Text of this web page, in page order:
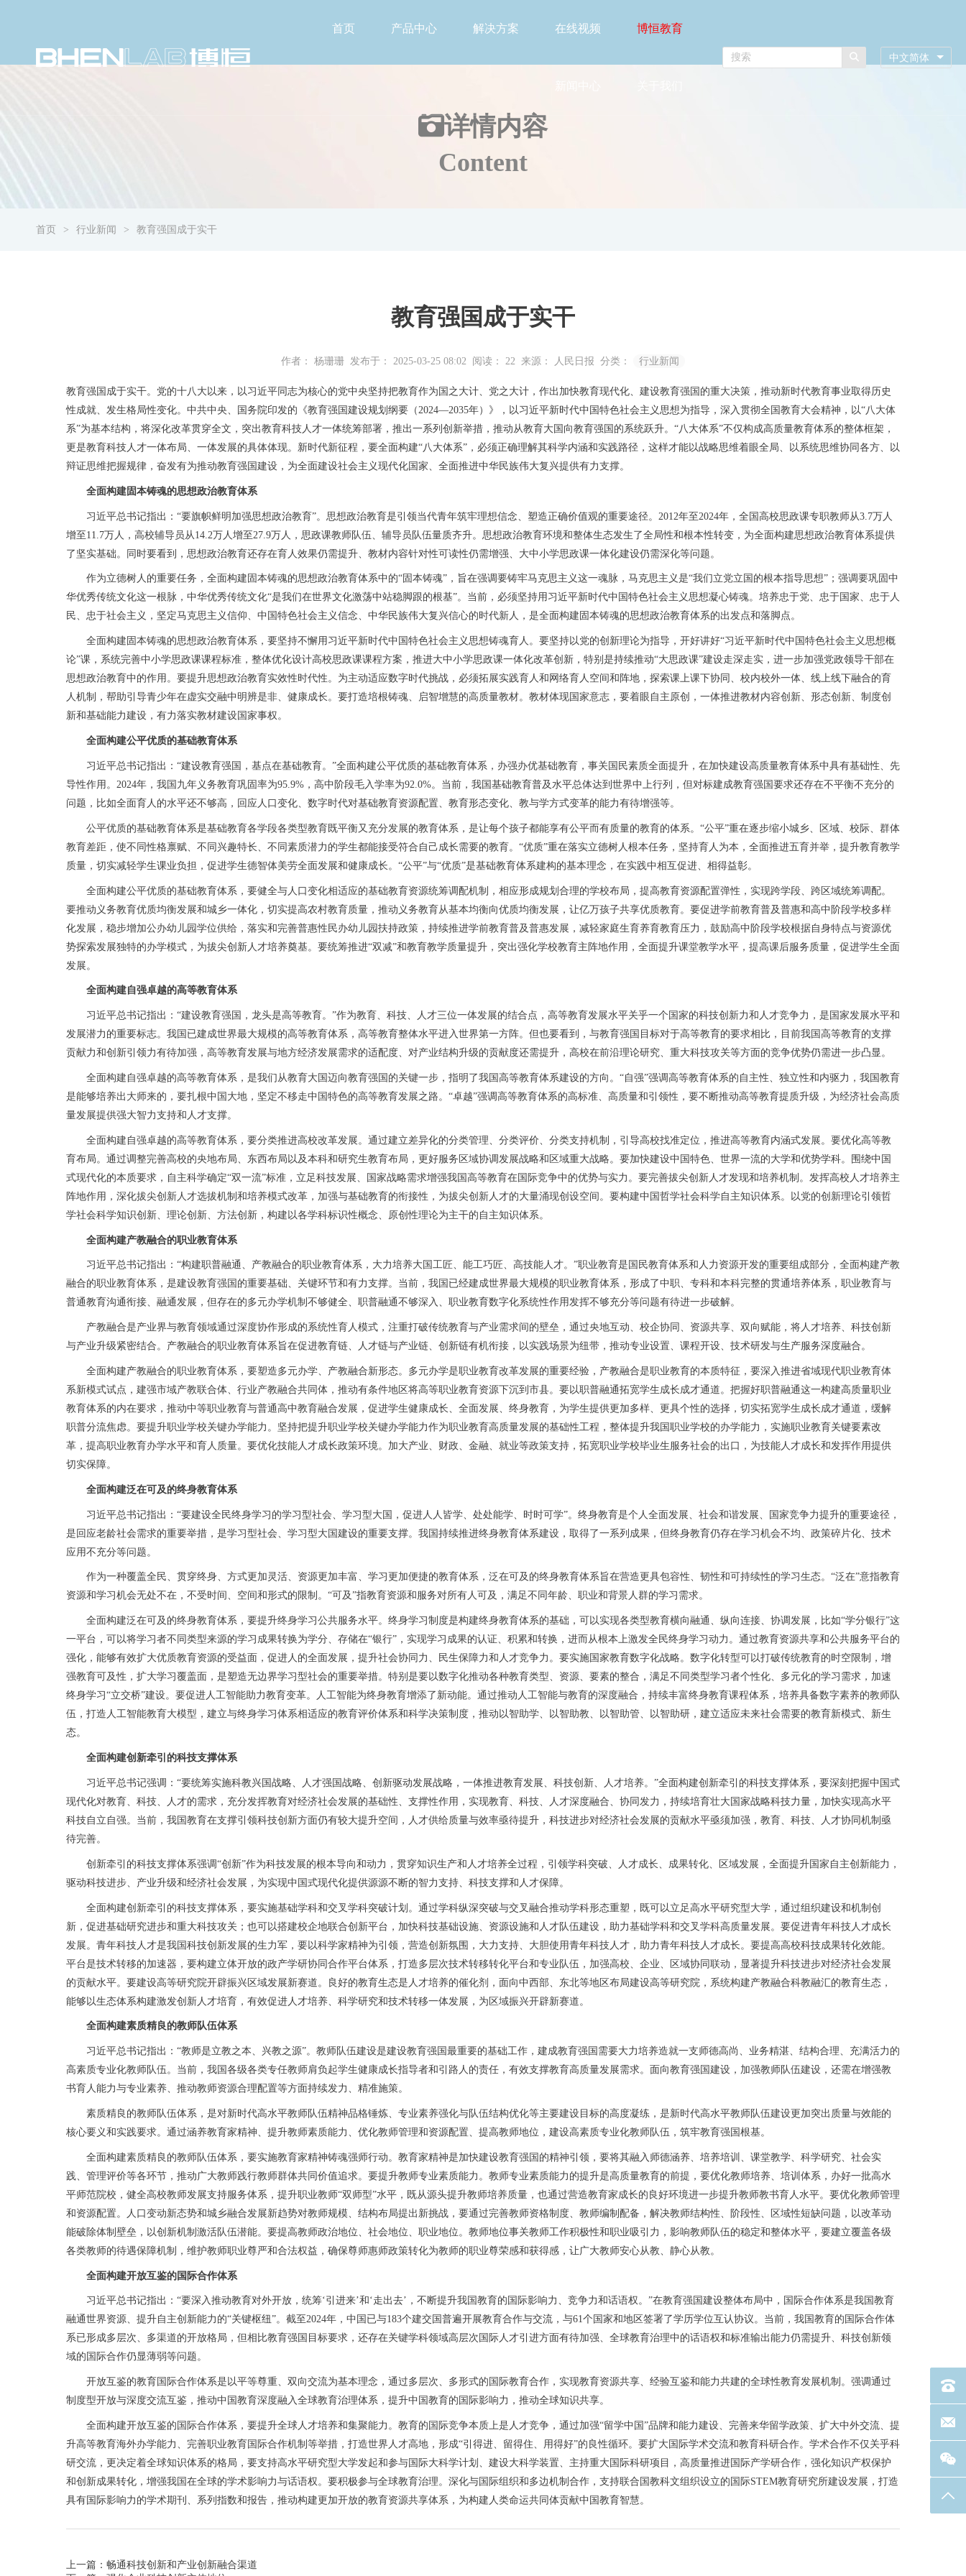
首页 产品中心 解决方案 在线视频 博恒教育
中文简体
详情内容
Content
首页 行业新闻 教育强国成于实干
教育强国成于实干
作者： 杨珊珊 发布于： 2025-03-25 08:02 阅读： 22 来源： 人民日报 分类： 行业新闻
教育强国成于实干。党的十八大以来，以习近平同志为核心的党中央坚持把教育作为国之大计、党之大计，作出加快教育现代化、建设教育强国的重大决策，推动新时代教育事业取得历史
性成就、发生格局性变化。中共中央、国务院印发的《教育强国建设规划纲要（2024—2035年）》，以习近平新时代中国特色社会主义思想为指导，深入贯彻全国教育大会精神，以“八大体
系”为基本结构，将深化改革贯穿全文，突出教育科技人才一体统筹部署，推出一系列创新举措，推动从教育大国向教育强国的系统跃升。“八大体系”不仅构成高质量教育体系的整体框架，
更是教育科技人才一体布局、一体发展的具体体现。新时代新征程，要全面构建“八大体系”，必须正确理解其科学内涵和实践路径，这样才能以战略思维着眼全局、以系统思维协同各方、以
辩证思维把握规律，奋发有为推动教育强国建设，为全面建设社会主义现代化国家、全面推进中华民族伟大复兴提供有力支撑。
全面构建固本铸魂的思想政治教育体系
习近平总书记指出：“要旗帜鲜明加强思想政治教育”。思想政治教育是引领当代青年筑牢理想信念、塑造正确价值观的重要途径。2012年至2024年，全国高校思政课专职教师从3.7万人
增至11.7万人，高校辅导员从14.2万人增至27.9万人，思政课教师队伍、辅导员队伍量质齐升。思想政治教育环境和整体生态发生了全局性和根本性转变，为全面构建思想政治教育体系提供
了坚实基础。同时要看到，思想政治教育还存在育人效果仍需提升、教材内容针对性可读性仍需增强、大中小学思政课一体化建设仍需深化等问题。
作为立德树人的重要任务，全面构建固本铸魂的思想政治教育体系中的“固本铸魂”，旨在强调要铸牢马克思主义这一魂脉，马克思主义是“我们立党立国的根本指导思想”；强调要巩固中
华优秀传统文化这一根脉，中华优秀传统文化“是我们在世界文化激荡中站稳脚跟的根基”。当前，必须坚持用习近平新时代中国特色社会主义思想凝心铸魂。培养忠于党、忠于国家、忠于人
民、忠于社会主义，坚定马克思主义信仰、中国特色社会主义信念、中华民族伟大复兴信心的时代新人，是全面构建固本铸魂的思想政治教育体系的出发点和落脚点。
全面构建固本铸魂的思想政治教育体系，要坚持不懈用习近平新时代中国特色社会主义思想铸魂育人。要坚持以党的创新理论为指导，开好讲好“习近平新时代中国特色社会主义思想概
论”课，系统完善中小学思政课课程标准，整体优化设计高校思政课课程方案，推进大中小学思政课一体化改革创新，特别是持续推动“大思政课”建设走深走实，进一步加强党政领导干部在
思想政治教育中的作用。要提升思想政治教育实效性时代性。为主动适应数字时代挑战，必须拓展实践育人和网络育人空间和阵地，探索课上课下协同、校内校外一体、线上线下融合的育
人机制，帮助引导青少年在虚实交融中明辨是非、健康成长。要打造培根铸魂、启智增慧的高质量教材。教材体现国家意志，要着眼自主原创，一体推进教材内容创新、形态创新、制度创
新和基础能力建设，有力落实教材建设国家事权。
全面构建公平优质的基础教育体系
习近平总书记指出：“建设教育强国，基点在基础教育。”全面构建公平优质的基础教育体系，办强办优基础教育，事关国民素质全面提升，在加快建设高质量教育体系中具有基础性、先
导性作用。2024年，我国九年义务教育巩固率为95.9%，高中阶段毛入学率为92.0%。当前，我国基础教育普及水平总体达到世界中上行列，但对标建成教育强国要求还存在不平衡不充分的
问题，比如全面育人的水平还不够高，回应人口变化、数字时代对基础教育资源配置、教育形态变化、教与学方式变革的能力有待增强等。
公平优质的基础教育体系是基础教育各学段各类型教育既平衡又充分发展的教育体系，是让每个孩子都能享有公平而有质量的教育的体系。“公平”重在逐步缩小城乡、区域、校际、群体
教育差距，使不同性格禀赋、不同兴趣特长、不同素质潜力的学生都能接受符合自己成长需要的教育。“优质”重在落实立德树人根本任务，坚持育人为本，全面推进五育并举，提升教育教学
质量，切实减轻学生课业负担，促进学生德智体美劳全面发展和健康成长。“公平”与“优质”是基础教育体系建构的基本理念，在实践中相互促进、相得益彰。
全面构建公平优质的基础教育体系，要健全与人口变化相适应的基础教育资源统筹调配机制，相应形成规划合理的学校布局，提高教育资源配置弹性，实现跨学段、跨区域统筹调配。
要推动义务教育优质均衡发展和城乡一体化，切实提高农村教育质量，推动义务教育从基本均衡向优质均衡发展，让亿万孩子共享优质教育。要促进学前教育普及普惠和高中阶段学校多样
化发展，稳步增加公办幼儿园学位供给，落实和完善普惠性民办幼儿园扶持政策，持续推进学前教育普及普惠发展，减轻家庭生育养育教育压力，鼓励高中阶段学校根据自身特点与资源优
势探索发展独特的办学模式，为拔尖创新人才培养奠基。要统筹推进“双减”和教育教学质量提升，突出强化学校教育主阵地作用，全面提升课堂教学水平，提高课后服务质量，促进学生全面
发展。
全面构建自强卓越的高等教育体系
习近平总书记指出：“建设教育强国，龙头是高等教育。”作为教育、科技、人才三位一体发展的结合点，高等教育发展水平关乎一个国家的科技创新力和人才竞争力，是国家发展水平和
发展潜力的重要标志。我国已建成世界最大规模的高等教育体系，高等教育整体水平进入世界第一方阵。但也要看到，与教育强国目标对于高等教育的要求相比，目前我国高等教育的支撑
贡献力和创新引领力有待加强，高等教育发展与地方经济发展需求的适配度、对产业结构升级的贡献度还需提升，高校在前沿理论研究、重大科技攻关等方面的竞争优势仍需进一步凸显。
全面构建自强卓越的高等教育体系，是我们从教育大国迈向教育强国的关键一步，指明了我国高等教育体系建设的方向。“自强”强调高等教育体系的自主性、独立性和内驱力，我国教育
是能够培养出大师来的，要扎根中国大地，坚定不移走中国特色的高等教育发展之路。“卓越”强调高等教育体系的高标准、高质量和引领性，要不断推动高等教育提质升级，为经济社会高质
量发展提供强大智力支持和人才支撑。
全面构建自强卓越的高等教育体系，要分类推进高校改革发展。通过建立差异化的分类管理、分类评价、分类支持机制，引导高校找准定位，推进高等教育内涵式发展。要优化高等教
育布局。通过调整完善高校的央地布局、东西布局以及本科和研究生教育布局，更好服务区域协调发展战略和区域重大战略。要加快建设中国特色、世界一流的大学和优势学科。围绕中国
式现代化的本质要求，自主科学确定“双一流”标准，立足科技发展、国家战略需求增强我国高等教育在国际竞争中的优势与实力。要完善拔尖创新人才发现和培养机制。发挥高校人才培养主
阵地作用，深化拔尖创新人才选拔机制和培养模式改革，加强与基础教育的衔接性，为拔尖创新人才的大量涌现创设空间。要构建中国哲学社会科学自主知识体系。以党的创新理论引领哲
学社会科学知识创新、理论创新、方法创新，构建以各学科标识性概念、原创性理论为主干的自主知识体系。
全面构建产教融合的职业教育体系
习近平总书记指出：“构建职普融通、产教融合的职业教育体系，大力培养大国工匠、能工巧匠、高技能人才。”职业教育是国民教育体系和人力资源开发的重要组成部分，全面构建产教
融合的职业教育体系，是建设教育强国的重要基础、关键环节和有力支撑。当前，我国已经建成世界最大规模的职业教育体系，形成了中职、专科和本科完整的贯通培养体系，职业教育与
普通教育沟通衔接、融通发展，但存在的多元办学机制不够健全、职普融通不够深入、职业教育数字化系统性作用发挥不够充分等问题有待进一步破解。
产教融合是产业界与教育领域通过深度协作形成的系统性育人模式，注重打破传统教育与产业需求间的壁垒，通过央地互动、校企协同、资源共享、双向赋能，将人才培养、科技创新
与产业升级紧密结合。产教融合的职业教育体系旨在促进教育链、人才链与产业链、创新链有机衔接，以实践场景为纽带，推动专业设置、课程开设、技术研发与生产服务深度融合。
全面构建产教融合的职业教育体系，要塑造多元办学、产教融合新形态。多元办学是职业教育改革发展的重要经验，产教融合是职业教育的本质特征，要深入推进省域现代职业教育体
系新模式试点，建强市域产教联合体、行业产教融合共同体，推动有条件地区将高等职业教育资源下沉到市县。要以职普融通拓宽学生成长成才通道。把握好职普融通这一构建高质量职业
教育体系的内在要求，推动中等职业教育与普通高中教育融合发展，促进学生健康成长、全面发展、终身教育，为学生提供更加多样、更具个性的选择，切实拓宽学生成长成才通道，缓解
职普分流焦虑。要提升职业学校关键办学能力。坚持把提升职业学校关键办学能力作为职业教育高质量发展的基础性工程，整体提升我国职业学校的办学能力，实施职业教育关键要素改
革，提高职业教育办学水平和育人质量。要优化技能人才成长政策环境。加大产业、财政、金融、就业等政策支持，拓宽职业学校毕业生服务社会的出口，为技能人才成长和发挥作用提供
切实保障。
全面构建泛在可及的终身教育体系
习近平总书记指出：“要建设全民终身学习的学习型社会、学习型大国，促进人人皆学、处处能学、时时可学”。终身教育是个人全面发展、社会和谐发展、国家竞争力提升的重要途径，
是回应老龄社会需求的重要举措，是学习型社会、学习型大国建设的重要支撑。我国持续推进终身教育体系建设，取得了一系列成果，但终身教育仍存在学习机会不均、政策碎片化、技术
应用不充分等问题。
作为一种覆盖全民、贯穿终身、方式更加灵活、资源更加丰富、学习更加便捷的教育体系，泛在可及的终身教育体系旨在营造更具包容性、韧性和可持续性的学习生态。“泛在”意指教育
资源和学习机会无处不在，不受时间、空间和形式的限制。“可及”指教育资源和服务对所有人可及，满足不同年龄、职业和背景人群的学习需求。
全面构建泛在可及的终身教育体系，要提升终身学习公共服务水平。终身学习制度是构建终身教育体系的基础，可以实现各类型教育横向融通、纵向连接、协调发展，比如“学分银行”这
一平台，可以将学习者不同类型来源的学习成果转换为学分、存储在“银行”，实现学习成果的认证、积累和转换，进而从根本上激发全民终身学习动力。通过教育资源共享和公共服务平台的
强化，能够有效扩大优质教育资源的受益面，促进人的全面发展，提升社会协同力、民生保障力和人才竞争力。要实施国家教育数字化战略。数字化转型可以打破传统教育的时空限制，增
强教育可及性，扩大学习覆盖面，是塑造无边界学习型社会的重要举措。特别是要以数字化推动各种教育类型、资源、要素的整合，满足不同类型学习者个性化、多元化的学习需求，加速
终身学习“立交桥”建设。要促进人工智能助力教育变革。人工智能为终身教育增添了新动能。通过推动人工智能与教育的深度融合，持续丰富终身教育课程体系，培养具备数字素养的教师队
伍，打造人工智能教育大模型，建立与终身学习体系相适应的教育评价体系和科学决策制度，推动以智助学、以智助教、以智助管、以智助研，建立适应未来社会需要的教育新模式、新生
态。
全面构建创新牵引的科技支撑体系
习近平总书记强调：“要统筹实施科教兴国战略、人才强国战略、创新驱动发展战略，一体推进教育发展、科技创新、人才培养。”全面构建创新牵引的科技支撑体系，要深刻把握中国式
现代化对教育、科技、人才的需求，充分发挥教育对经济社会发展的基础性、支撑性作用，实现教育、科技、人才深度融合、协同发力，持续培育壮大国家战略科技力量，加快实现高水平
科技自立自强。当前，我国教育在支撑引领科技创新方面仍有较大提升空间，人才供给质量与效率亟待提升，科技进步对经济社会发展的贡献水平亟须加强，教育、科技、人才协同机制亟
待完善。
创新牵引的科技支撑体系强调“创新”作为科技发展的根本导向和动力，贯穿知识生产和人才培养全过程，引领学科突破、人才成长、成果转化、区域发展，全面提升国家自主创新能力，
驱动科技进步、产业升级和经济社会发展，为实现中国式现代化提供源源不断的智力支持、科技支撑和人才保障。
全面构建创新牵引的科技支撑体系，要实施基础学科和交叉学科突破计划。通过学科纵深突破与交叉融合推动学科形态重塑，既可以立足高水平研究型大学，通过组织建设和机制创
新，促进基础研究进步和重大科技攻关；也可以搭建校企地联合创新平台，加快科技基础设施、资源设施和人才队伍建设，助力基础学科和交叉学科高质量发展。要促进青年科技人才成长
发展。青年科技人才是我国科技创新发展的生力军，要以科学家精神为引领，营造创新氛围，大力支持、大胆使用青年科技人才，助力青年科技人才成长。要提高高校科技成果转化效能。
平台是技术转移的加速器，要构建立体开放的政产学研协同合作平台体系，打造多层次技术转移转化平台和专业队伍，加强高校、企业、区域协同联动，显著提升科技进步对经济社会发展
的贡献水平。要建设高等研究院开辟振兴区域发展新赛道。良好的教育生态是人才培养的催化剂，面向中西部、东北等地区布局建设高等研究院，系统构建产教融合科教融汇的教育生态，
能够以生态体系构建激发创新人才培育，有效促进人才培养、科学研究和技术转移一体发展，为区域振兴开辟新赛道。
全面构建素质精良的教师队伍体系
习近平总书记指出：“教师是立教之本、兴教之源”。教师队伍建设是建设教育强国最重要的基础工作，建成教育强国需要大力培养造就一支师德高尚、业务精湛、结构合理、充满活力的
高素质专业化教师队伍。当前，我国各级各类专任教师肩负起学生健康成长指导者和引路人的责任，有效支撑教育高质量发展需求。面向教育强国建设，加强教师队伍建设，还需在增强教
书育人能力与专业素养、推动教师资源合理配置等方面持续发力、精准施策。
素质精良的教师队伍体系，是对新时代高水平教师队伍精神品格锤炼、专业素养强化与队伍结构优化等主要建设目标的高度凝练，是新时代高水平教师队伍建设更加突出质量与效能的
核心要义和实践要求。通过涵养教育家精神、提升教师素质能力、优化教师管理和资源配置、提高教师地位，建设高素质专业化教师队伍，筑牢教育强国根基。
全面构建素质精良的教师队伍体系，要实施教育家精神铸魂强师行动。教育家精神是加快建设教育强国的精神引领，要将其融入师德涵养、培养培训、课堂教学、科学研究、社会实
践、管理评价等各环节，推动广大教师践行教师群体共同价值追求。要提升教师专业素质能力。教师专业素质能力的提升是高质量教育的前提，要优化教师培养、培训体系，办好一批高水
平师范院校，健全高校教师发展支持服务体系，提升职业教师“双师型”水平，既从源头提升教师培养质量，也通过营造教育家成长的良好环境进一步提升教师教书育人水平。要优化教师管理
和资源配置。人口变动新态势和城乡融合发展新趋势对教师规模、结构布局提出新挑战，要通过完善教师资格制度、教师编制配备，解决教师结构性、阶段性、区域性短缺问题，以改革动
能破除体制壁垒，以创新机制激活队伍潜能。要提高教师政治地位、社会地位、职业地位。教师地位事关教师工作积极性和职业吸引力，影响教师队伍的稳定和整体水平，要建立覆盖各级
各类教师的待遇保障机制，维护教师职业尊严和合法权益，确保尊师惠师政策转化为教师的职业尊荣感和获得感，让广大教师安心从教、静心从教。
全面构建开放互鉴的国际合作体系
习近平总书记指出：“要深入推动教育对外开放，统筹‘引进来’和‘走出去’，不断提升我国教育的国际影响力、竞争力和话语权。”在教育强国建设整体布局中，国际合作体系是我国教育
融通世界资源、提升自主创新能力的“关键枢纽”。截至2024年，中国已与183个建交国普遍开展教育合作与交流，与61个国家和地区签署了学历学位互认协议。当前，我国教育的国际合作体
系已形成多层次、多渠道的开放格局，但相比教育强国目标要求，还存在关键学科领域高层次国际人才引进方面有待加强、全球教育治理中的话语权和标准输出能力仍需提升、科技创新领
域的国际合作仍显薄弱等问题。
开放互鉴的教育国际合作体系是以平等尊重、双向交流为基本理念，通过多层次、多形式的国际教育合作，实现教育资源共享、经验互鉴和能力共建的全球性教育发展机制。强调通过
制度型开放与深度交流互鉴，推动中国教育深度融入全球教育治理体系，提升中国教育的国际影响力，推动全球知识共享。
全面构建开放互鉴的国际合作体系，要提升全球人才培养和集聚能力。教育的国际竞争本质上是人才竞争，通过加强“留学中国”品牌和能力建设、完善来华留学政策、扩大中外交流、提
升高等教育海外办学能力、完善职业教育国际合作机制等举措，打造世界人才高地，形成“引得进、留得住、用得好”的良性循环。要扩大国际学术交流和教育科研合作。学术合作不仅关乎科
研交流，更决定着全球知识体系的格局，要支持高水平研究型大学发起和参与国际大科学计划、建设大科学装置、主持重大国际科研项目，高质量推进国际产学研合作，强化知识产权保护
和创新成果转化，增强我国在全球的学术影响力与话语权。要积极参与全球教育治理。深化与国际组织和多边机制合作，支持联合国教科文组织设立的国际STEM教育研究所建设发展，打造
具有国际影响力的学术期刊、系列指数和报告，推动构建更加开放的教育资源共享体系，为构建人类命运共同体贡献中国教育智慧。
上一篇：畅通科技创新和产业创新融合渠道
电话
联系
返回